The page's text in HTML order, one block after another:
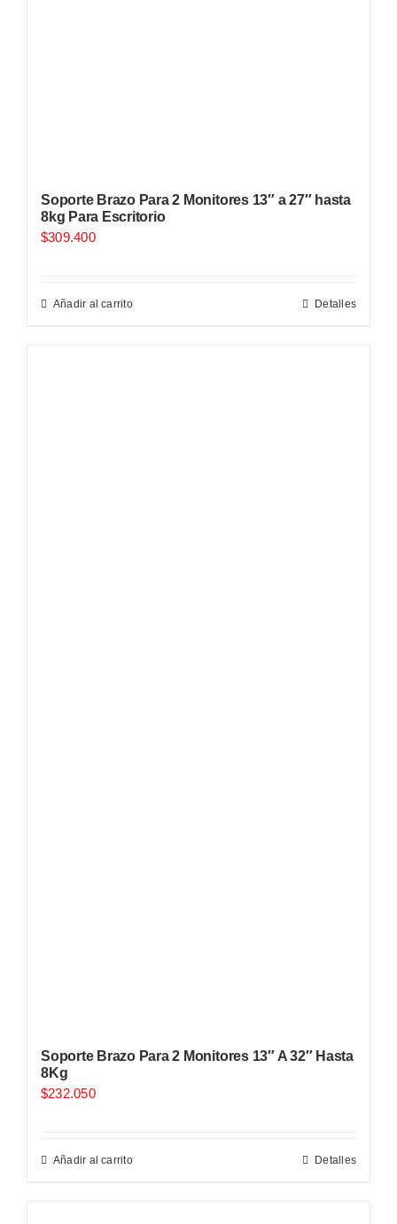
Soporte Brazo Para 2 Monitores 13″ a 27″ hasta
8kg Para Escritorio
$309.400
Añadir al carrito Detalles
Soporte Brazo Para 2 Monitores 13″ A 32″ Hasta
8Kg
$232.050
Añadir al carrito Detalles